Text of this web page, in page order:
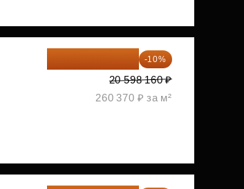
-10%
20 598 160 ₽
260 370 ₽ за м²